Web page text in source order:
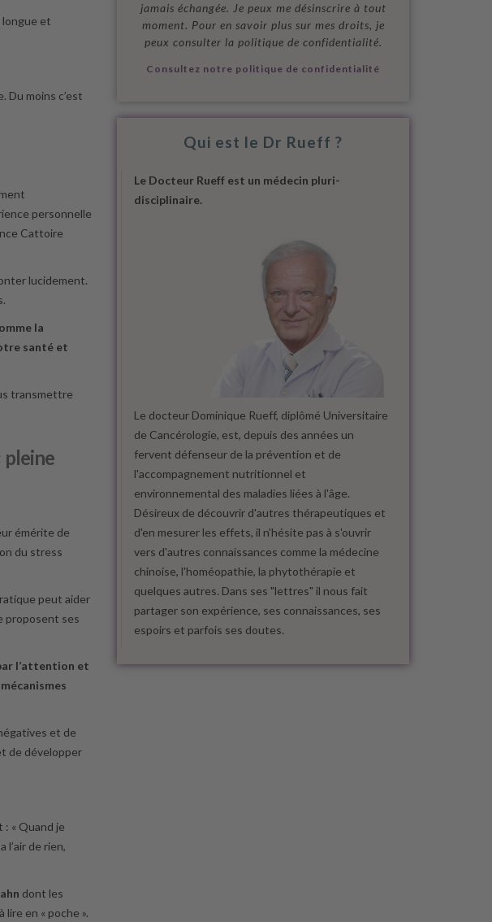
longue et
Du moins c’est
personnelle
Cattoire
lucidement.
la
santé et
transmettre
pleine
émérite de
du stress
peut aider
proposent ses
l’attention et
et de
de développer
: « Quand je
l’air de rien,
dont les
en « poche ».
jamais échangée. Je peux me désinscrire à tout
moment. Pour en savoir plus sur mes droits, je
peux consulter la politique de confidentialité.
Consultez notre politique de confidentialité
Qui est le Dr Rueff ?
Le Docteur Rueff est un médecin pluri-
disciplinaire.
Le docteur Dominique Rueff, diplômé Universitaire
de Cancérologie, est, depuis des années un
fervent défenseur de la prévention et de
l'accompagnement nutritionnel et
environnemental des maladies liées à l'âge.
Désireux de découvrir d'autres thérapeutiques et
d'en mesurer les effets, il n'hésite pas à s'ouvrir
vers d'autres connaissances comme la médecine
chinoise, l'homéopathie, la phytothérapie et
quelques autres. Dans ses "lettres" il nous fait
partager son expérience, ses connaissances, ses
espoirs et parfois ses doutes.